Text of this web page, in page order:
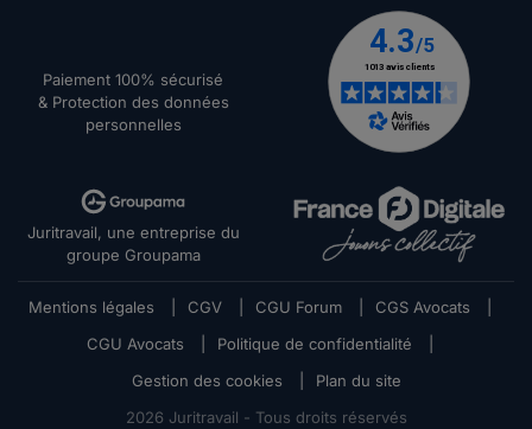
Paiement 100% sécurisé
& Protection des données
personnelles
Juritravail, une entreprise du
groupe Groupama
Mentions légales CGV CGU Forum CGS Avocats
CGU Avocats
Politique de confidentialité
Gestion des cookies
Plan du site
2026 Juritravail - Tous droits réservés